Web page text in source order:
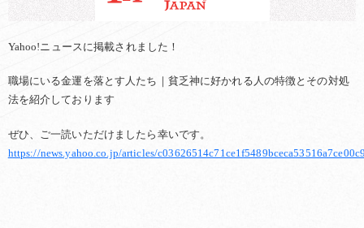
Yahoo!ニュースに掲載されました！
職場にいる金運を落とす人たち｜貧乏神に好かれる人の特徴とその対処
法を紹介しております
ぜひ、ご一読いただけましたら幸いです。
https://news.yahoo.co.jp/articles/